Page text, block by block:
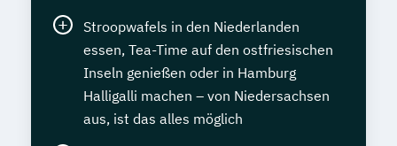
Stroopwafels in den Niederlanden
essen, Tea-Time auf den ostfriesischen
Inseln genießen oder in Hamburg
Halligalli machen – von Niedersachsen
aus, ist das alles möglich